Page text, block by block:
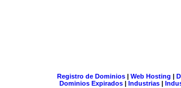
Registro de Dominios| Web Hosting |
Dominios Expirados | Industrias |